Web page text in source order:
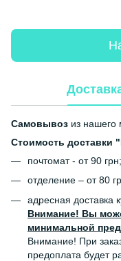
Самовывоз из нашего
Стоимость доставки
почтомат - от 90 грн;
отделение – от 80
адресная доставка
Внимание! Вы
минимальной
Внимание! При
предоплата будет